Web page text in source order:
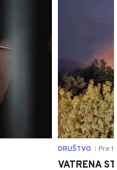
DRUŠTVO Pre 1
VATRENA